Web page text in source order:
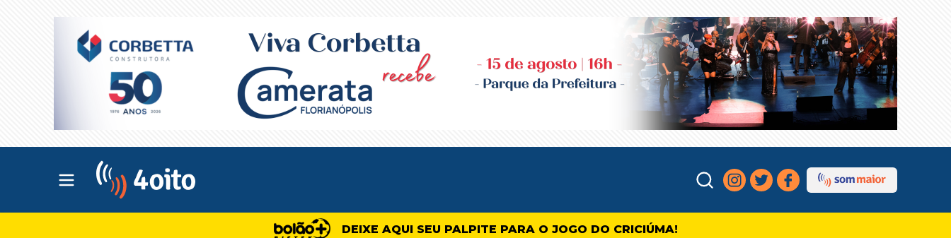
Abrir menu principal
DEIXE AQUI SEU PALPITE PARA O JOGO DO CRICIÚMA!